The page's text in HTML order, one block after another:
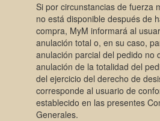
Si por circunstancias de fuerza
no está disponible después de
compra, MyM informará al
anulación total o, en su caso,
anulación parcial del pedido no
anulación de la totalidad del
del ejercicio del derecho de
corresponde al usuario de
establecido en las presentes
Generales.